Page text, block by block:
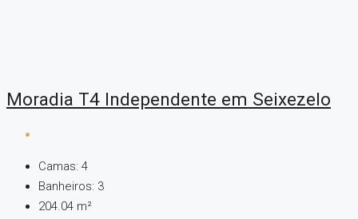
Moradia T4 Independente em Seixezelo
Camas: 4
Banheiros: 3
204.04 m²